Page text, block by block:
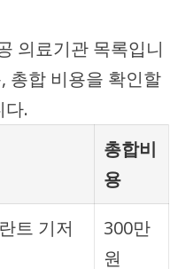
의료기관 목록입니
총합 비용을 확인할
다.
총합비
용
트 기저
300만
원